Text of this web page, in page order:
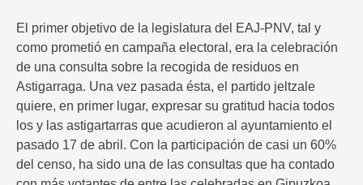
El primer objetivo de la legislatura del EAJ-PNV, tal y
como prometió en campaña electoral, era la celebración
de una consulta sobre la recogida de residuos en
Astigarraga. Una vez pasada ésta, el partido jeltzale
quiere, en primer lugar, expresar su gratitud hacia todos
los y las astigartarras que acudieron al ayuntamiento el
pasado 17 de abril. Con la participación de casi un 60%
del censo, ha sido una de las consultas que ha contado